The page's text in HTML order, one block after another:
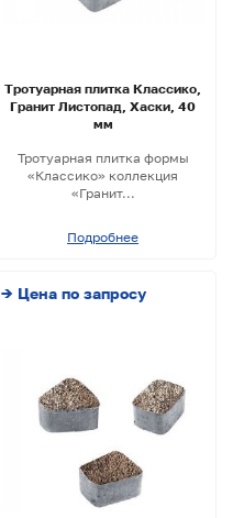
Тротуарная плитка Классико,
Гранит Листопад, Хаски, 40
мм
Тротуарная плитка формы
«Классико» коллекция
«Гранит...
Подробнее
→ Цена по запросу